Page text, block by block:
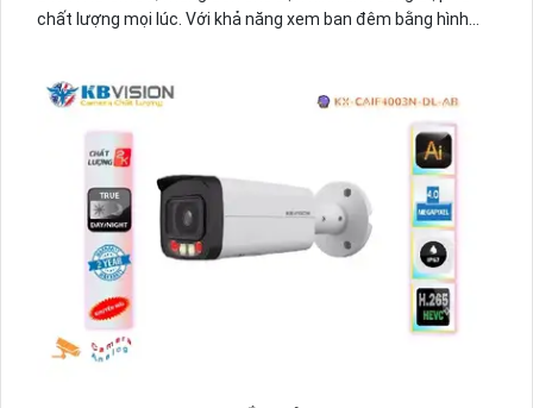
chất lượng mọi lúc. Với khả năng xem ban đêm bằng hình
còn tích hợp công nghệ mới IP POE, giúp kết nối và cấp
nguồn dễ dàng. Với độ phân giải 2.0 MP và công nghệ nén
H.265+/H.265/H.264+/H.264, camera này cung cấp hình ảnh
sắc nét và chất lượng cao. Bạn sẽ không cần phải lo lắng về
chất lượng hình ảnh ban đêm nhờ công nghệ nhìn đêm
chất lượng và khả năng hiển thị màu sắc ban đêm tuyệt vời
của nó.